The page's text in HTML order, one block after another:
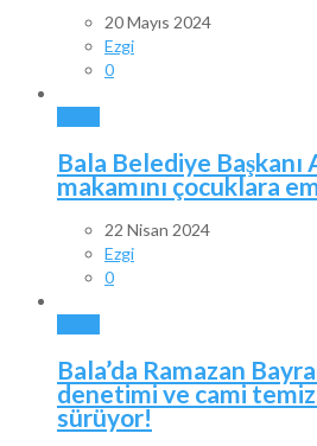
20 Mayıs 2024
Ezgi
0
Bala Belediye
makamını çocuklara
22 Nisan 2024
Ezgi
0
Bala’da Ramazan
denetimi ve cami
sürüyor!